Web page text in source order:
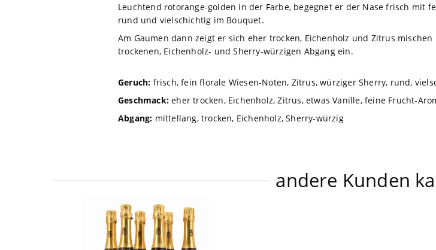
Leuchtend rotorange-golden in der Farbe, begegnet er der Nase frisch mit
rund und vielschichtig im Bouquet.
Am Gaumen dann zeigt er sich eher trocken, Eichenholz und Zitrus
trockenen, Eichenholz- und Sherry-würzigen Abgang ein.
Geruch: frisch, fein florale Wiesen-Noten, Zitrus, würziger Sherry, rund,
Geschmack: eher trocken, Eichenholz, Zitrus, etwas Vanille, feine Frucht-
Abgang: mittellang, trocken, Eichenholz, Sherry-würzig
andere Kunden